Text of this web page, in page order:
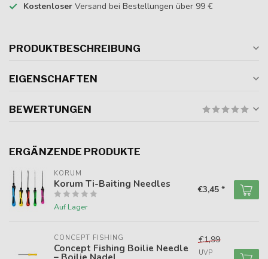
Kostenloser Versand bei Bestellungen über 99 €
PRODUKTBESCHREIBUNG
EIGENSCHAFTEN
BEWERTUNGEN
ERGÄNZENDE PRODUKTE
KORUM
Korum Ti-Baiting Needles
Auf Lager
€3,45 *
CONCEPT FISHING
Concept Fishing Boilie Needle
€1,99
UVP